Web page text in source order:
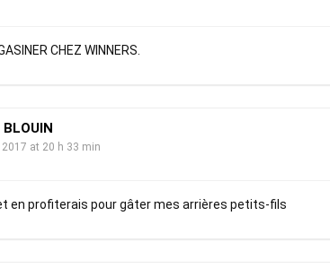
CHEZ WINNERS.
BLOUIN
2017 at 20 h 33 min
en profiterais pour gâter mes arrières petits-fils